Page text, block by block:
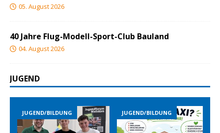
05. August 2026
40 Jahre Flug-Modell-Sport-Club Bauland
04. August 2026
JUGEND
JUGEND/BILDUNG JUGEND/